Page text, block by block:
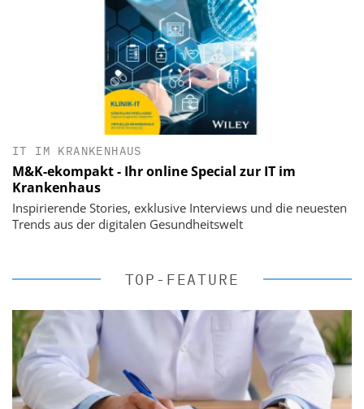
IT IM KRANKENHAUS
M&K-ekompakt - Ihr online Special zur IT im
Krankenhaus
Inspirierende Stories, exklusive Interviews und die neuesten
Trends aus der digitalen Gesundheitswelt
TOP-FEATURE